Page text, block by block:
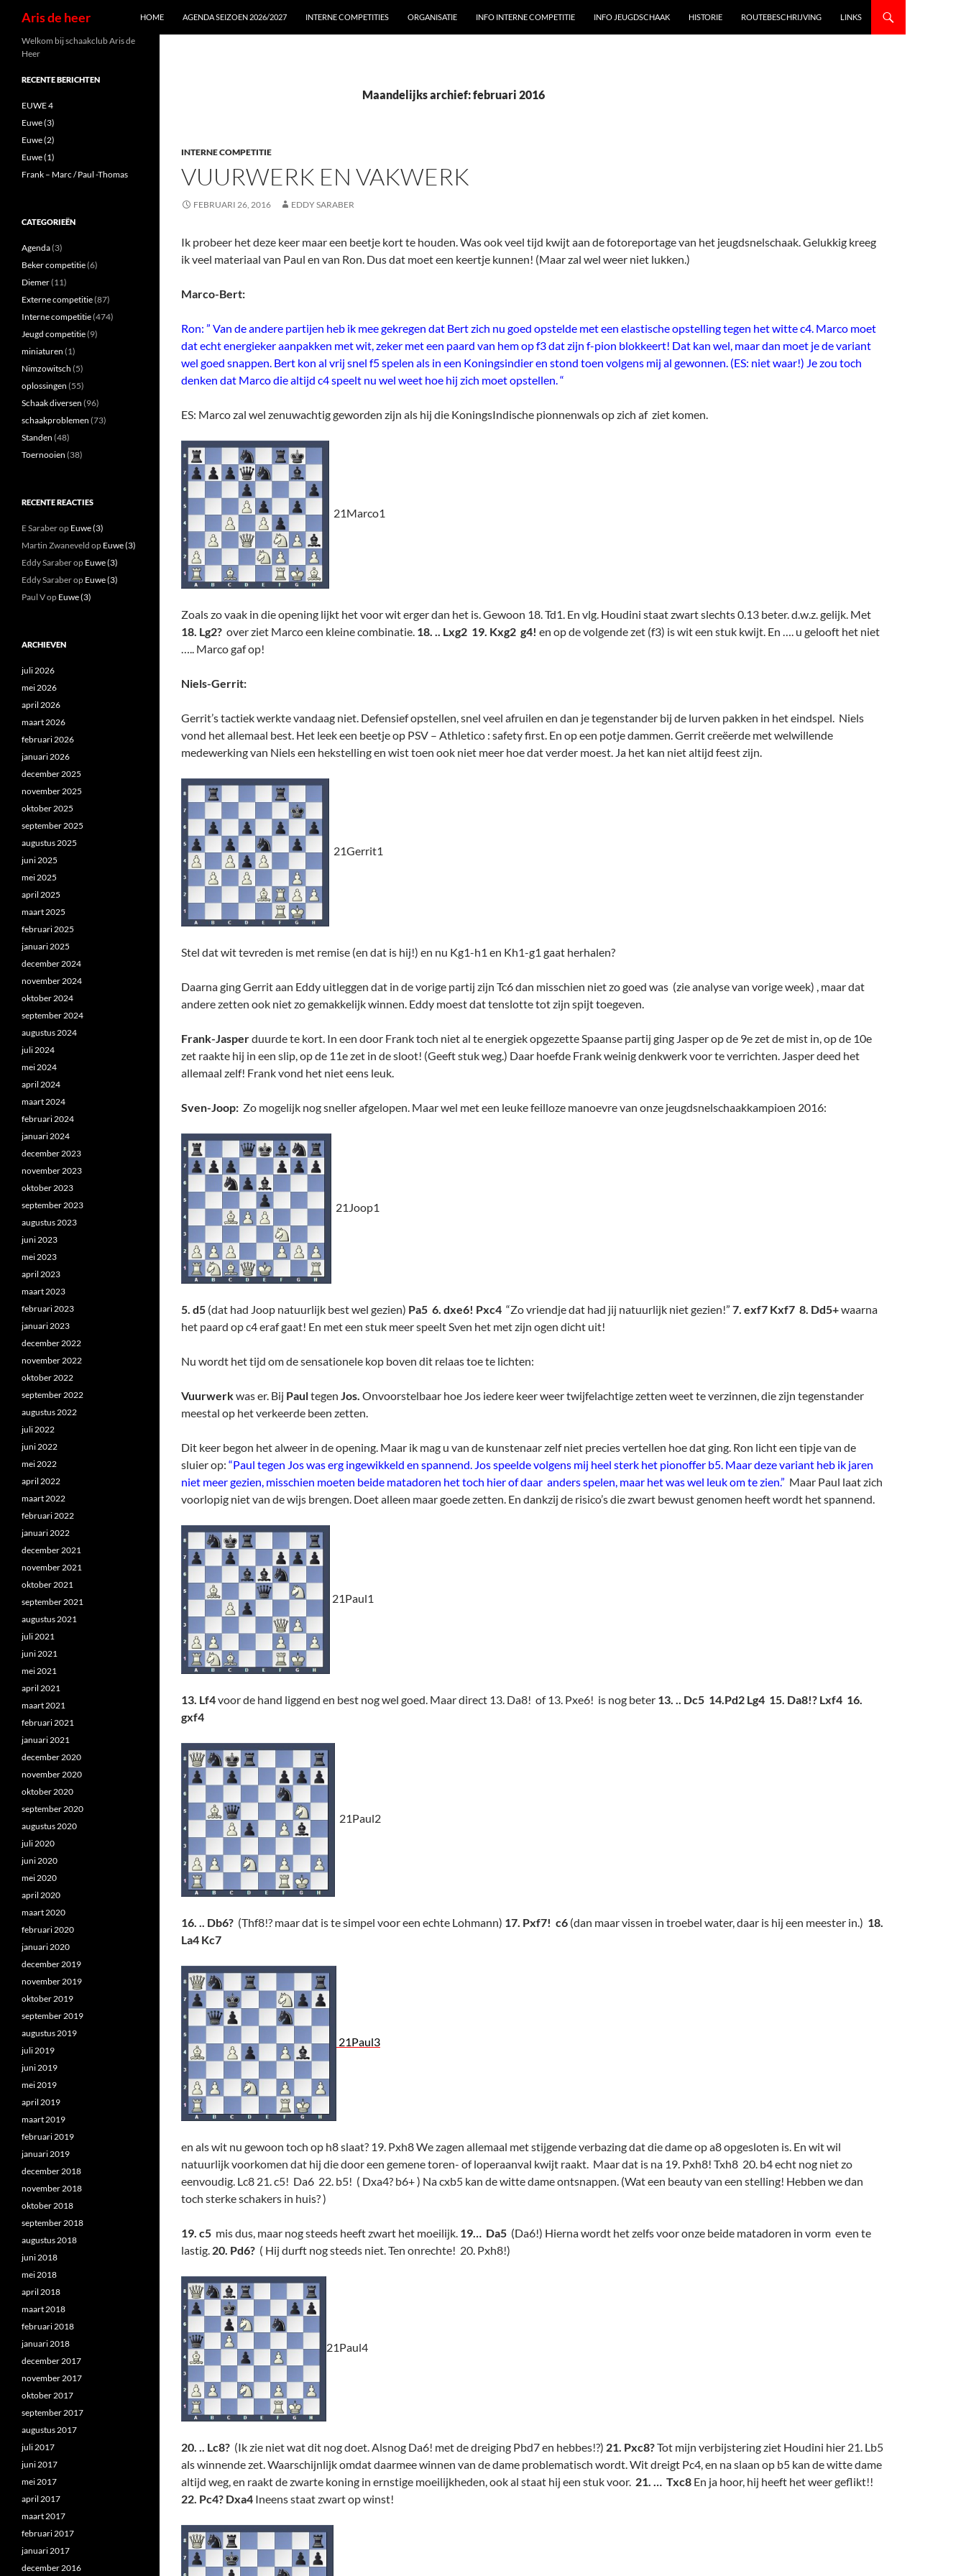
Aris de heer HOME AGENDA SEIZOEN 2026/2027 INTERNE COMPETITIES ORGANISATIE INFO INTERNE COMPETITIE INFO JEUGDSCHAAK HISTORIE ROUTEBESCHRIJVING LINKS
Maandelijks archief: februari 2016
INTERNE COMPETITIE
VUURWERK EN VAKWERK
FEBRUARI 26, 2016 EDDY SARABER
Ik probeer het deze keer maar een beetje kort te houden. Was ook veel tijd kwijt aan de fotoreportage van het jeugdsnelschaak. Gelukkig kreeg
ik veel materiaal van Paul en van Ron. Dus dat moet een keertje kunnen! (Maar zal wel weer niet lukken.)
Marco-Bert:
Ron: ” Van de andere partijen heb ik mee gekregen dat Bert zich nu goed opstelde met een elastische opstelling tegen het witte c4. Marco moet
dat echt energieker aanpakken met wit, zeker met een paard van hem op f3 dat zijn f-pion blokkeert! Dat kan wel, maar dan moet je de variant
wel goed snappen. Bert kon al vrij snel f5 spelen als in een Koningsindier en stond toen volgens mij al gewonnen. (ES: niet waar!) Je zou toch
denken dat Marco die altijd c4 speelt nu wel weet hoe hij zich moet opstellen. “
ES: Marco zal wel zenuwachtig geworden zijn als hij die KoningsIndische pionnenwals op zich af ziet komen.
21Marco1
Zoals zo vaak in die opening lijkt het voor wit erger dan het is. Gewoon 18. Td1. En vlg. Houdini staat zwart slechts 0.13 beter. d.w.z. gelijk. Met
18. Lg2? over ziet Marco een kleine combinatie. 18. .. Lxg2 19. Kxg2 g4! en op de volgende zet (f3) is wit een stuk kwijt. En …. u gelooft het niet
….. Marco gaf op!
Niels-Gerrit:
Gerrit’s tactiek werkte vandaag niet. Defensief opstellen, snel veel afruilen en dan je tegenstander bij de lurven pakken in het eindspel. Niels
vond het allemaal best. Het leek een beetje op PSV – Athletico : safety first. En op een potje dammen. Gerrit creëerde met welwillende
medewerking van Niels een hekstelling en wist toen ook niet meer hoe dat verder moest. Ja het kan niet altijd feest zijn.
21Gerrit1
Stel dat wit tevreden is met remise (en dat is hij!) en nu Kg1-h1 en Kh1-g1 gaat herhalen?
Daarna ging Gerrit aan Eddy uitleggen dat in de vorige partij zijn Tc6 dan misschien niet zo goed was (zie analyse van vorige week) , maar dat
andere zetten ook niet zo gemakkelijk winnen. Eddy moest dat tenslotte tot zijn spijt toegeven.
Frank-Jasperduurde te kort. In een door Frank toch niet al te energiek opgezette Spaanse partij ging Jasper op de 9e zet de mist in, op de 10e
zet raakte hij in een slip, op de 11e zet in de sloot! (Geeft stuk weg.) Daar hoefde Frank weinig denkwerk voor te verrichten. Jasper deed het
allemaal zelf! Frank vond het niet eens leuk.
Sven-Joop: Zo mogelijk nog sneller afgelopen. Maar wel met een leuke feilloze manoevre van onze jeugdsnelschaakkampioen 2016:
21Joop1
5. d5 (dat had Joop natuurlijk best wel gezien) Pa5 6. dxe6! Pxc4 “Zo vriendje dat had jij natuurlijk niet gezien!” 7. exf7 Kxf7 8. Dd5+waarna
het paard op c4 eraf gaat! En met een stuk meer speelt Sven het met zijn ogen dicht uit!
Nu wordt het tijd om de sensationele kop boven dit relaas toe te lichten:
Vuurwerkwas er. Bij Paultegen Jos. Onvoorstelbaar hoe Jos iedere keer weer twijfelachtige zetten weet te verzinnen, die zijn tegenstander
meestal op het verkeerde been zetten.
Dit keer begon het alweer in de opening. Maar ik mag u van de kunstenaar zelf niet precies vertellen hoe dat ging. Ron licht een tipje van de
sluier op: “Paul tegen Jos was erg ingewikkeld en spannend. Jos speelde volgens mij heel sterk het pionoffer b5. Maar deze variant heb ik jaren
niet meer gezien, misschien moeten beide matadoren het toch hier of daar anders spelen, maar het was wel leuk om te zien.” Maar Paul laat zich
voorlopig niet van de wijs brengen. Doet alleen maar goede zetten. En dankzij de risico’s die zwart bewust genomen heeft wordt het spannend.
21Paul1
13. Lf4voor de hand liggend en best nog wel goed. Maar direct 13. Da8! of 13. Pxe6! is nog beter 13. .. Dc5 14.Pd2 Lg4 15. Da8!? Lxf4 16.
gxf4
21Paul2
16. .. Db6? (Thf8!? maar dat is te simpel voor een echte Lohmann) 17. Pxf7! c6 (dan maar vissen in troebel water, daar is hij een meester in.) 18.
La4 Kc7
21Paul3
en als wit nu gewoon toch op h8 slaat? 19. Pxh8 We zagen allemaal met stijgende verbazing dat die dame op a8 opgesloten is. En wit wil
natuurlijk voorkomen dat hij die door een gemene toren- of loperaanval kwijt raakt. Maar dat is na 19. Pxh8! Txh8 20. b4 echt nog niet zo
eenvoudig. Lc8 21. c5! Da6 22. b5! ( Dxa4? b6+ ) Na cxb5 kan de witte dame ontsnappen. (Wat een beauty van een stelling! Hebben we dan
toch sterke schakers in huis? )
19. c5 mis dus, maar nog steeds heeft zwart het moeilijk. 19… Da5 (Da6!) Hierna wordt het zelfs voor onze beide matadoren in vorm even te
lastig. 20. Pd6? ( Hij durft nog steeds niet. Ten onrechte! 20. Pxh8!)
21Paul4
20. .. Lc8? (Ik zie niet wat dit nog doet. Alsnog Da6! met de dreiging Pbd7 en hebbes!?) 21. Pxc8?Tot mijn verbijstering ziet Houdini hier 21. Lb5
als winnende zet. Waarschijnlijk omdat daarmee winnen van de dame problematisch wordt. Wit dreigt Pc4, en na slaan op b5 kan de witte dame
altijd weg, en raakt de zwarte koning in ernstige moeilijkheden, ook al staat hij een stuk voor. 21. … Txc8 En ja hoor, hij heeft het weer geflikt!!
22. Pc4? Dxa4 Ineens staat zwart op winst!
Welkom bij schaakclub Aris de
Heer
RECENTE BERICHTEN
EUWE 4
Euwe (3)
Euwe (2)
Euwe (1)
Frank – Marc / Paul -Thomas
CATEGORIEËN
Agenda(3)
Beker competitie(6)
Diemer(11)
Externe competitie(87)
Interne competitie(474)
Jeugd competitie(9)
miniaturen (1)
Nimzowitsch (5)
oplossingen (55)
Schaak diversen (96)
schaakproblemen (73)
Standen (48)
Toernooien (38)
RECENTE REACTIES
E Saraberop Euwe (3)
Martin Zwaneveld op Euwe (3)
Eddy Saraberop Euwe (3)
Eddy Saraberop Euwe (3)
Paul Vop Euwe (3)
ARCHIEVEN
juli 2026
mei 2026
april 2026
maart 2026
februari 2026
januari 2026
december 2025
november 2025
oktober 2025
september 2025
augustus 2025
juni 2025
mei 2025
april 2025
maart 2025
februari 2025
januari 2025
december 2024
november 2024
oktober 2024
september 2024
augustus 2024
juli 2024
mei 2024
april 2024
maart 2024
februari 2024
januari 2024
december 2023
november 2023
oktober 2023
september 2023
augustus 2023
juni 2023
mei 2023
april 2023
maart 2023
februari 2023
januari 2023
december 2022
november 2022
oktober 2022
september 2022
augustus 2022
juli 2022
juni 2022
mei 2022
april 2022
maart 2022
februari 2022
januari 2022
december 2021
november 2021
oktober 2021
september 2021
augustus 2021
juli 2021
juni 2021
mei 2021
april 2021
maart 2021
februari 2021
januari 2021
december 2020
november 2020
oktober 2020
september 2020
augustus 2020
juli 2020
juni 2020
mei 2020
april 2020
maart 2020
februari 2020
januari 2020
december 2019
november 2019
oktober 2019
september 2019
augustus 2019
juli 2019
juni 2019
mei 2019
april 2019
maart 2019
februari 2019
januari 2019
december 2018
november 2018
oktober 2018
september 2018
augustus 2018
juni 2018
mei 2018
april 2018
maart 2018
februari 2018
januari 2018
december 2017
november 2017
oktober 2017
september 2017
augustus 2017
juli 2017
juni 2017
mei 2017
april 2017
maart 2017
februari 2017
januari 2017
december 2016